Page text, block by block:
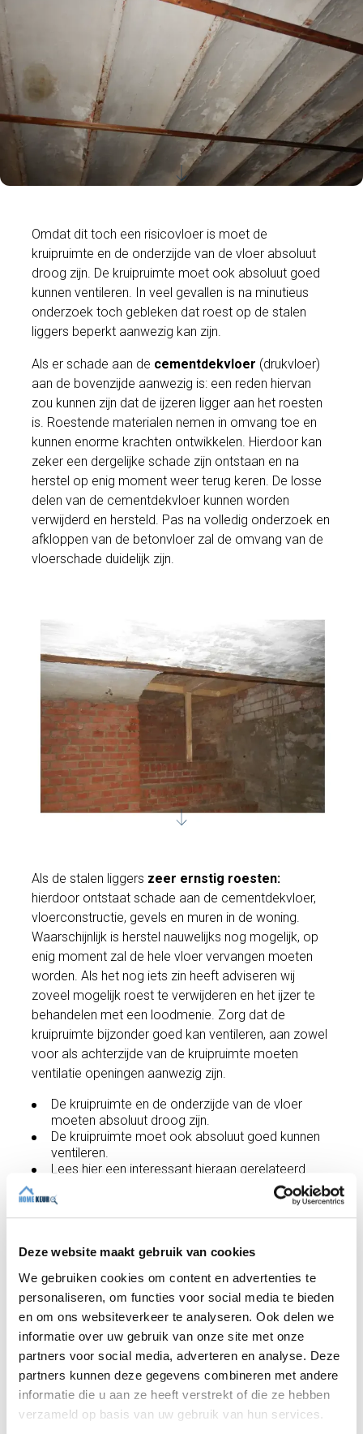
Deze website maakt gebruik van cookies
We gebruiken cookies om content en advertenties te
personaliseren, om functies voor social media te bieden
en om ons websiteverkeer te analyseren. Ook delen we
informatie over uw gebruik van onze site met onze
partners voor social media, adverteren en analyse. Deze
partners kunnen deze gegevens combineren met andere
informatie die u aan ze heeft verstrekt of die ze hebben
verzameld op basis van uw gebruik van hun services.
Omdat dit toch een risicovloer is moet de
kruipruimte en de onderzijde van de vloer absoluut
droog zijn. De kruipruimte moet ook absoluut goed
kunnen ventileren. In veel gevallen is na minutieus
onderzoek toch gebleken dat roest op de stalen
liggers beperkt aanwezig kan zijn.
Als er schade aan de cementdekvloer (drukvloer)
aan de bovenzijde aanwezig is: een reden hiervan
zou kunnen zijn dat de ijzeren ligger aan het roesten
is. Roestende materialen nemen in omvang toe en
kunnen enorme krachten ontwikkelen. Hierdoor kan
zeker een dergelijke schade zijn ontstaan en na
herstel op enig moment weer terug keren. De losse
delen van de cementdekvloer kunnen worden
verwijderd en hersteld. Pas na volledig onderzoek en
afkloppen van de betonvloer zal de omvang van de
vloerschade duidelijk zijn.
Als de stalen liggers zeer ernstig roesten:
hierdoor ontstaat schade aan de cementdekvloer,
vloerconstructie, gevels en muren in de woning.
Waarschijnlijk is herstel nauwelijks nog mogelijk, op
enig moment zal de hele vloer vervangen moeten
worden. Als het nog iets zin heeft adviseren wij
zoveel mogelijk roest te verwijderen en het ijzer te
behandelen met een loodmenie. Zorg dat de
kruipruimte bijzonder goed kan ventileren, aan zowel
voor als achterzijde van de kruipruimte moeten
ventilatie openingen aanwezig zijn.
De kruipruimte en de onderzijde van de vloer
moeten absoluut droog zijn.
De kruipruimte moet ook absoluut goed kunnen
ventileren.
Lees hier een interessant hieraan gerelateerd
artikel over stalen liggers en onderslagbalken in
kruipruimtes.
In eenbouwkundig rapportkrijgt u niet alleen de
om te herstellen of te verbeteren.
Recente artikelen